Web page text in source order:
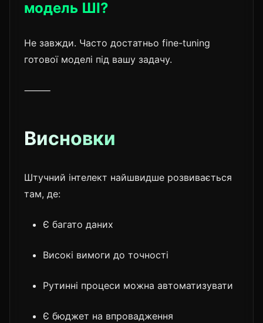
модель ШІ?
Не завжди. Часто достатньо fine-tuning
готової моделі під вашу задачу.
⸻
Висновки
Штучний інтелект найшвидше розвивається
там, де:
Є багато даних
Високі вимоги до точності
Рутинні процеси можна автоматизувати
Є бюджет на впровадження